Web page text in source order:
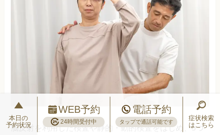
脳反射を利用した検査や静的・動的検査をはじめ、5つ
本日の
予約状況
WEB予約
24時間受付中
電話予約
タップで通話可能です
症状検索
はこちら